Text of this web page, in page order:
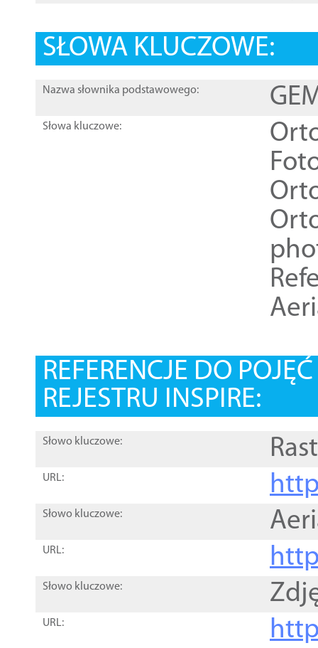
SŁOWA KLUCZOWE:
Nazwa słownika podstawowego:
Słowa kluczowe:
REFERENCJE DO
REJESTRU INSPIRE:
Słowo kluczowe:
URL:
Słowo kluczowe:
URL:
Słowo kluczowe:
URL: